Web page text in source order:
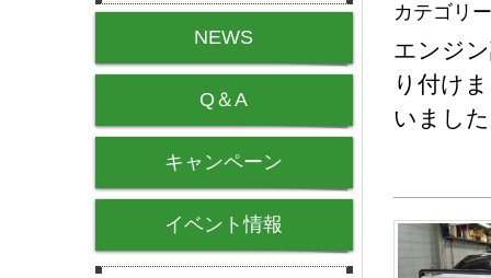
カテゴリ
エンジ
り付け
いまし
NEWS
Q＆A
キャンペーン
イベント情報